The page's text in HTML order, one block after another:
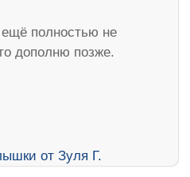
полностью не
дополню позже.